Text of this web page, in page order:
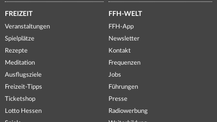
FREIZEIT
Veranstaltungen
Spielplätze
Rezepte
Meditation
Ausflugsziele
Freizeit-Tipps
Ticketshop
Lotto Hessen
FFH-WELT
FFH-App
Newsletter
Kontakt
Frequenzen
Jobs
Führungen
Presse
Radiowerbung